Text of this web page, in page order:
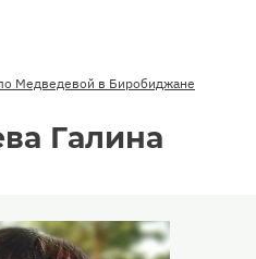
Медведевой в Биробиджане
Галина